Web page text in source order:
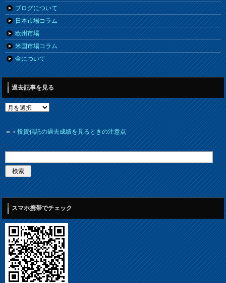
ブログについて
日本市場コラム
欧州市場
米国市場コラム
金について
過去記事を見る
＝＞投資信託の過去成績を見るときの注意点
スマホ携帯でチェック